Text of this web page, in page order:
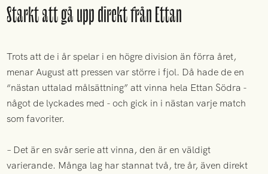
Starkt att gå upp direkt från Ettan
Trots att de i år spelar i en högre division än förra året,
menar August att pressen var större i fjol. Då hade de en
“nästan uttalad målsättning” att vinna hela Ettan Södra -
något de lyckades med - och gick in i nästan varje match
som favoriter.
– Det är en svår serie att vinna, den är en väldigt
varierande. Många lag har stannat två, tre år, även direkt